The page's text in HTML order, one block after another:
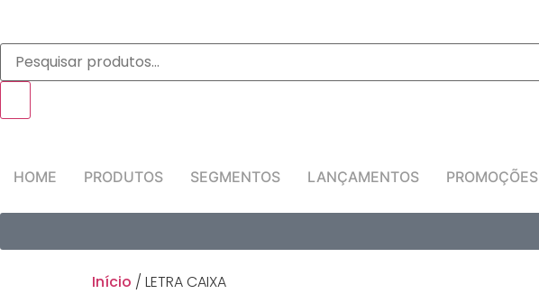
HOME PRODUTOS SEGMENTOS LANÇAMENTOS PROMOÇÕES
Início / LETRA CAIXA